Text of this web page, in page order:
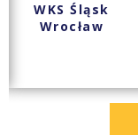
WKS Śląsk
Wrocław